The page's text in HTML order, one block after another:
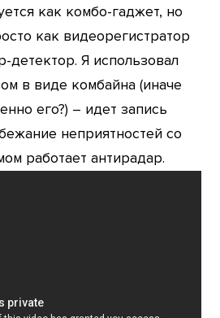
как комбо-гаджет, но
как видеорегистратор
детектор. Я использовал
в виде комбайна (иначе
его?) – идет запись
неприятностей со
работает антирадар.